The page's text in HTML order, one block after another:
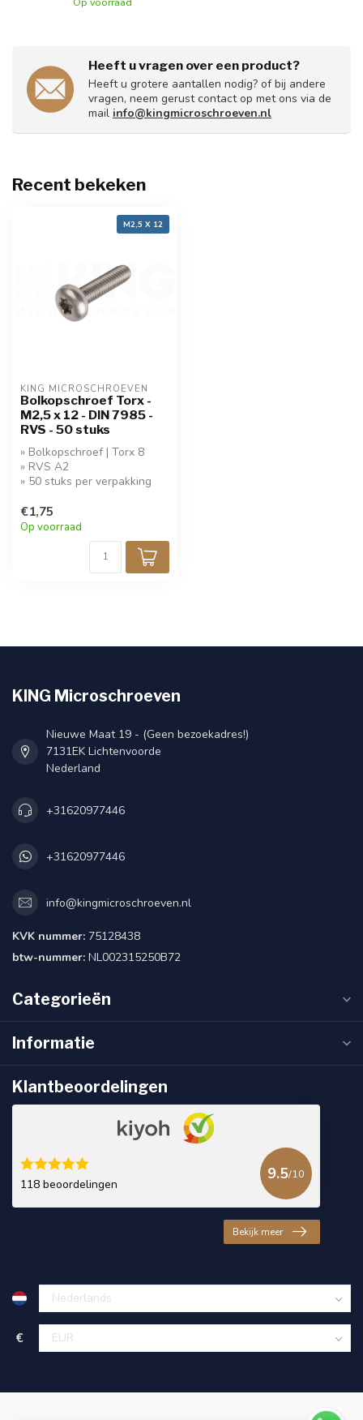
Heeft u vragen over een product?
Heeft u grotere aantallen nodig? of bij andere
vragen, neem gerust contact op met ons via de
mail info@kingmicroschroeven.nl
Recent bekeken
M2,5 X 12
KING MICROSCHROEVEN
Bolkopschroef Torx -
M2,5 x 12 - DIN 7985 -
RVS - 50 stuks
» Bolkopschroef | Torx 8
» RVS A2
» 50 stuks per verpakking
€1,75
Op voorraad
KING Microschroeven
Nieuwe Maat 19 - (Geen bezoekadres!)
7131EK Lichtenvoorde
Nederland
+31620977446
+31620977446
info@kingmicroschroeven.nl
KVK nummer: 75128438
btw-nummer: NL002315250B72
Categorieën
Informatie
Klantbeoordelingen
118 beoordelingen
9.5/10
Bekijk meer
€